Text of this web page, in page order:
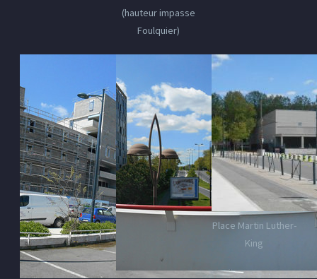
(hauteur impasse
Foulquier)
Place Martin Luther-
King